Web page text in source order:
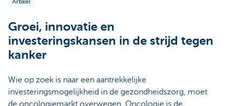
Artikel
Groei, innovatie en
investeringskansen in de strijd tegen
kanker
Wie op zoek is naar een aantrekkelijke
investeringsmogelijkheid in de gezondheidszorg, moet
de oncologiemarkt overwegen. Oncologie is de